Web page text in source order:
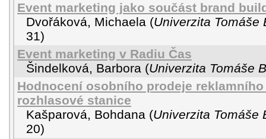
Event marketing jako součást brand
Dvořáková, Michaela (Univerzita Tomáše
31)
Event marketing v Radiu Čas
Šindelková, Barbora (Univerzita Tomáše
Hodnocení osobního prodeje
rozhlasové stanice
Kašparová, Bohdana (Univerzita Tomáše
20)